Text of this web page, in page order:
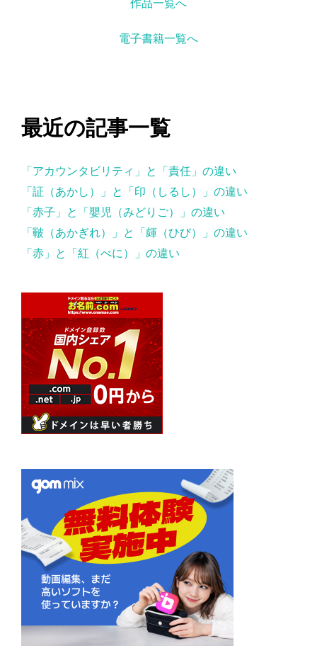
作品一覧へ
電子書籍一覧へ
最近の記事一覧
「アカウンタビリティ」と「責任」の違い
「証（あかし）」と「印（しるし）」の違い
「赤子」と「嬰児（みどりご）」の違い
「皸（あかぎれ）」と「皹（ひび）」の違い
「赤」と「紅（べに）」の違い